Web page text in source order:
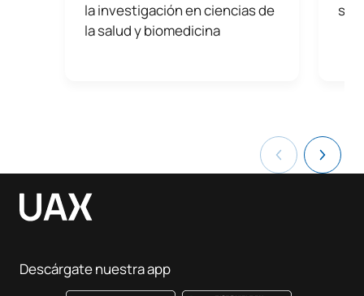
la investigación en ciencias de
la salud y biomedicina
Descárgate nuestra app